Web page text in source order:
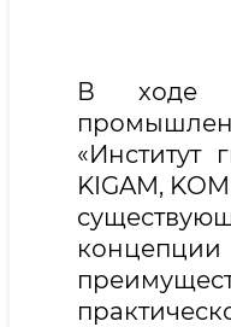
В ходе
«Институт
KIGAM,